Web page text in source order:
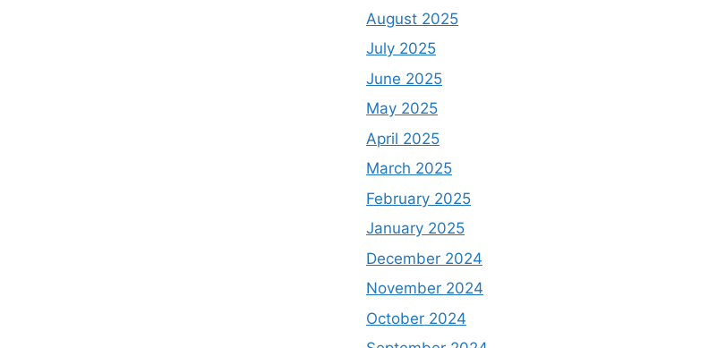
August 2025
July 2025
June 2025
May 2025
April 2025
March 2025
February 2025
January 2025
December 2024
November 2024
October 2024